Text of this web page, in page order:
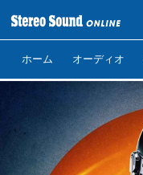
ホーム オーディオ